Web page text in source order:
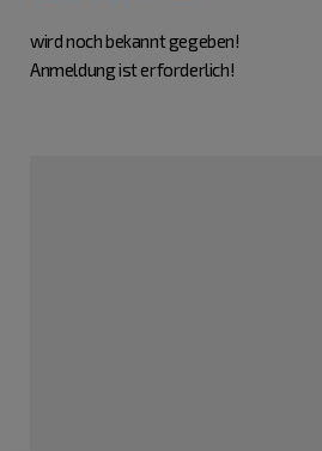
wird noch bekannt gegeben!
Anmeldung ist erforderlich!